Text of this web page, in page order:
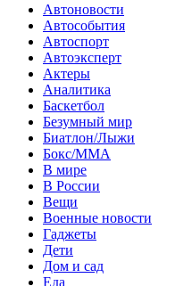
Автоновости
Автособытия
Автоспорт
Автоэксперт
Актеры
Аналитика
Баскетбол
Безумный мир
Биатлон/Лыжи
Бокс/MMA
В мире
В России
Вещи
Военные новости
Гаджеты
Дети
Дом и сад
Еда